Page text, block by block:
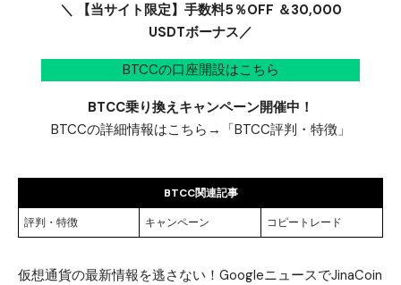
＼ 【当サイト限定】手数料5％OFF ＆30,000
USDTボーナス／
BTCCの口座開設はこちら
BTCC乗り換えキャンペーン開催中！
BTCCの詳細情報はこちら→「BTCC評判・特徴」
BTCC関連記事
評判・特徴 キャンペーン コピートレード
仮想通貨の最新情報を逃さない！GoogleニュースでJinaCoin